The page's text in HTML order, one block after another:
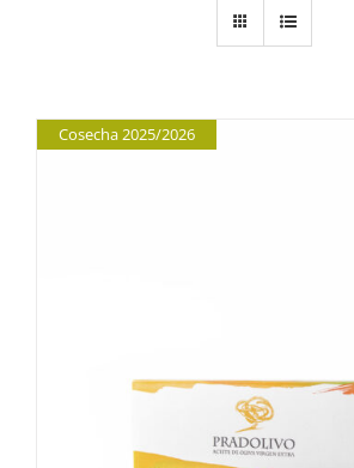
Cosecha 2025/2026